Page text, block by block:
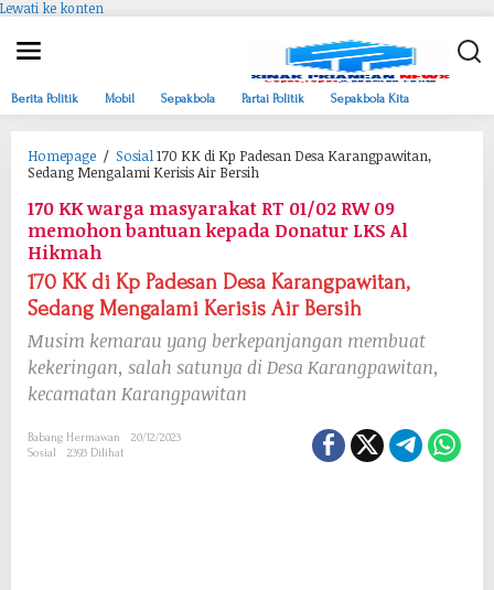
Lewati ke konten
Berita Politik Mobil Sepakbola Partai Politik Sepakbola Kita
Homepage / Sosial170 KK di Kp Padesan Desa Karangpawitan,
Sedang Mengalami Kerisis Air Bersih
170 KK warga masyarakat RT 01/02 RW 09
memohon bantuan kepada Donatur LKS Al
Hikmah
170 KK di Kp Padesan Desa Karangpawitan,
Sedang Mengalami Kerisis Air Bersih
Musim kemarau yang berkepanjangan membuat
kekeringan, salah satunya di Desa Karangpawitan,
kecamatan Karangpawitan
Babang Hermawan
20/12/2023
Sosial
2393 Dilihat